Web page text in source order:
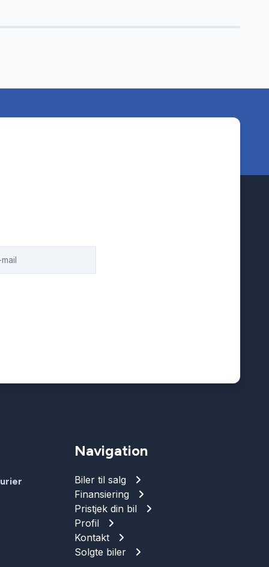
Navigation
Biler til salg
Finansiering
Pristjek din bil
Profil
Kontakt
Solgte biler